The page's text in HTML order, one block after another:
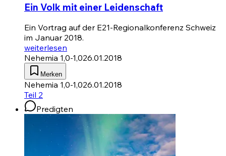
Ein Volk mit einer Leidenschaft
Ein Vortrag auf der E21-Regionalkonferenz Schweiz
im Januar 2018.
weiterlesen
Nehemia 1,0-1,026.01.2018
Merken
Nehemia 1,0-1,026.01.2018
Teil 2
Predigten